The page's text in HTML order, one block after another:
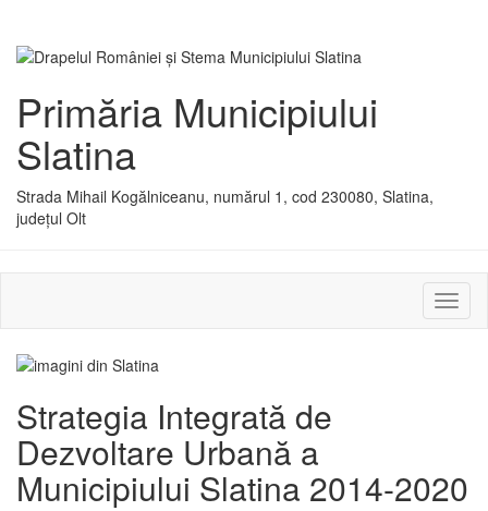
Primăria Municipiului
Slatina
Strada Mihail Kogălniceanu, numărul 1, cod 230080, Slatina,
județul Olt
sau
Strategia Integrată de
Dezvoltare Urbană a
Municipiului Slatina 2014-2020